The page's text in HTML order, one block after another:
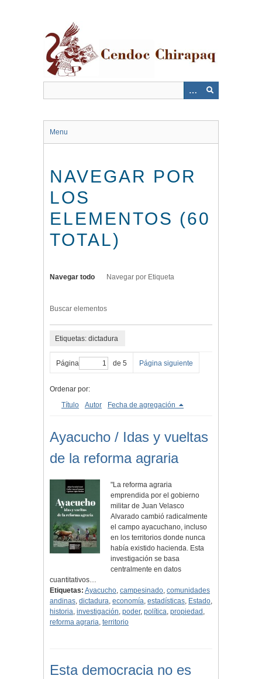
Menu
NAVEGAR POR
LOS
ELEMENTOS (60
TOTAL)
Navegar todo Navegar por Etiqueta
Buscar elementos
Etiquetas: dictadura
Página de 5 Página siguiente
Ordenar por:
Título
Autor Fecha de agregación
Ayacucho / Idas y vueltas
de la reforma agraria
"La reforma agraria
emprendida por el gobierno
militar de Juan Velasco
Alvarado cambió radicalmente
el campo ayacuchano, incluso
en los territorios donde nunca
había existido hacienda. Esta
investigación se basa
centralmente en datos
cuantitativos…
Etiquetas: Ayacucho, campesinado, comunidades
andinas, dictadura, economía, estadísticas, Estado,
historia, investigación, poder, política, propiedad ,
reforma agraria, territorio
Esta democracia no es